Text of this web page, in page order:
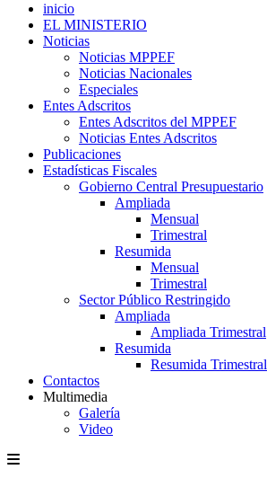
inicio
EL MINISTERIO
Noticias
Noticias MPPEF
Noticias Nacionales
Especiales
Entes Adscritos
Entes Adscritos del MPPEF
Noticias Entes Adscritos
Publicaciones
Estadísticas Fiscales
Gobierno Central Presupuestario
Ampliada
Mensual
Trimestral
Resumida
Mensual
Trimestral
Sector Público Restringido
Ampliada
Ampliada Trimestral
Resumida
Resumida Trimestral
Contactos
Multimedia
Galería
Video